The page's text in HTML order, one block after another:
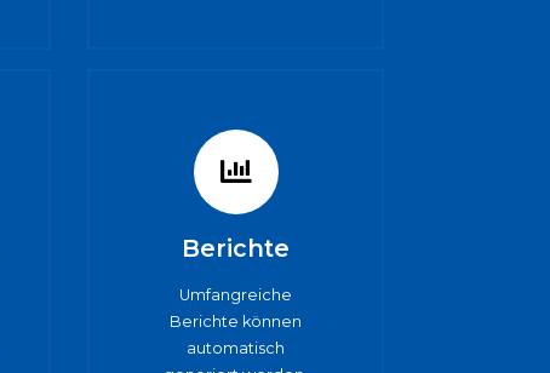
Berichte
Umfangreiche
Berichte können
automatisch